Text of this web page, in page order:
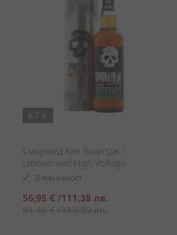
0.7 л.
Смоукхед Хай Волитдж /
Smokehead High Voltage
В наличност
Специална
цена
56,95 € /111,38 лв.
61,35 €/119,99 лв.